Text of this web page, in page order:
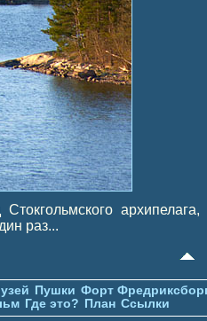
архипелага,
раз...
Пушки Форт
Где это? План Ссылки